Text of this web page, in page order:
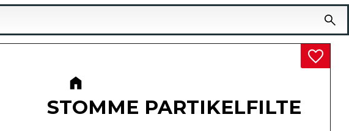
STOMME PARTIKELFILTE
Lägg